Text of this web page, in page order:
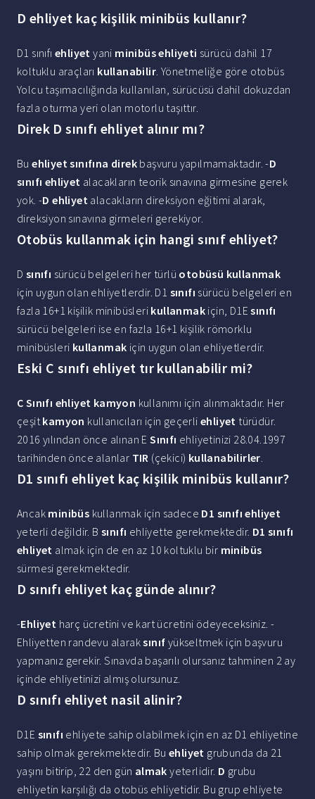
D ehliyet kaç kişilik minibüs kullanır?
D1 sınıfı ehliyet yani minibüs ehliyeti sürücü dahil 17
koltuklu araçları kullanabilir. Yönetmeliğe göre otobüs
Yolcu taşımacılığında kullanılan, sürücüsü dahil dokuzdan
fazla oturma yeri olan motorlu taşıttır.
Direk D sınıfı ehliyet alınır mı?
Buehliyet sınıfına direk başvuru yapılmamaktadır. -D
sınıfı ehliyet alacakların teorik sınavına girmesine gerek
yok. -D ehliyet alacakların direksiyon eğitimi alarak,
direksiyon sınavına girmeleri gerekiyor.
Otobüs kullanmak için hangi sınıf ehliyet?
D sınıfı sürücü belgeleri her türlü otobüsü kullanmak
için uygun olan ehliyetlerdir. D1 sınıfı sürücü belgeleri en
fazla 16+1 kişilik minibüsleri kullanmak için, D1Esınıfı
sürücü belgeleri ise en fazla 16+1 kişilik römorklu
minibüsleri kullanmak için uygun olan ehliyetlerdir.
Eski C sınıfı ehliyet tır kullanabilir mi?
C Sınıfı ehliyet kamyon kullanımı için alınmaktadır. Her
çeşitkamyon kullanıcıları için geçerliehliyet türüdür.
2016 yılından önce alınan ESınıfı ehliyetinizi 28.04.1997
tarihinden önce alanlar TIR (çekici) kullanabilirler.
D1 sınıfı ehliyet kaç kişilik minibüs kullanır?
Ancak minibüs kullanmak için sadece D1 sınıfı ehliyet
yeterli değildir. Bsınıfı ehliyette gerekmektedir. D1 sınıfı
ehliyet almak için de en az 10 koltuklu bir minibüs
sürmesi gerekmektedir.
D sınıfı ehliyet kaç günde alınır?
-Ehliyet harç ücretini ve kart ücretini ödeyeceksiniz. -
Ehliyetten randevu alaraksınıf yükseltmek için başvuru
yapmanız gerekir. Sınavda başarılı olursanız tahminen 2 ay
içinde ehliyetinizi almış olursunuz.
D sınıfı ehliyet nasil alinir?
D1E sınıfı ehliyete sahip olabilmek için en az D1 ehliyetine
sahip olmak gerekmektedir. Bu ehliyet grubunda da 21
yaşını bitirip, 22 den gün almak yeterlidir. D grubu
ehliyetin karşılığı da otobüs ehliyetidir. Bu grup ehliyete